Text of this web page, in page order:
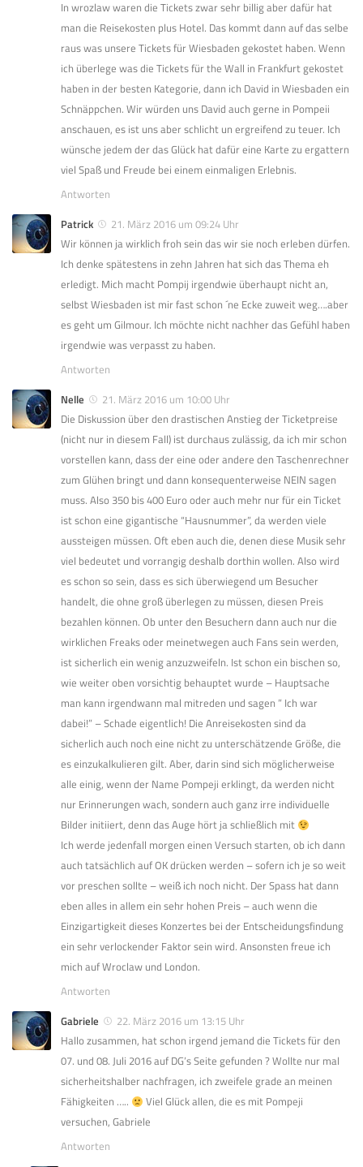
In wrozlaw waren die Tickets zwar sehr billig aber dafür hat
man die Reisekosten plus Hotel. Das kommt dann auf das selbe
raus was unsere Tickets für Wiesbaden gekostet haben. Wenn
ich überlege was die Tickets für the Wall in Frankfurt gekostet
haben in der besten Kategorie, dann ich David in Wiesbaden ein
Schnäppchen. Wir würden uns David auch gerne in Pompeii
anschauen, es ist uns aber schlicht un ergreifend zu teuer. Ich
wünsche jedem der das Glück hat dafür eine Karte zu ergattern
viel Spaß und Freude bei einem einmaligen Erlebnis.
Antworten
Patrick
21. März 2016 um 09:24 Uhr
Wir können ja wirklich froh sein das wir sie noch erleben dürfen.
Ich denke spätestens in zehn Jahren hat sich das Thema eh
erledigt. Mich macht Pompij irgendwie überhaupt nicht an,
selbst Wiesbaden ist mir fast schon ´ne Ecke zuweit weg….aber
es geht um Gilmour. Ich möchte nicht nachher das Gefühl haben
irgendwie was verpasst zu haben.
Antworten
Nelle
21. März 2016 um 10:00 Uhr
Die Diskussion über den drastischen Anstieg der Ticketpreise
(nicht nur in diesem Fall) ist durchaus zulässig, da ich mir schon
vorstellen kann, dass der eine oder andere den Taschenrechner
zum Glühen bringt und dann konsequenterweise NEIN sagen
muss. Also 350 bis 400 Euro oder auch mehr nur für ein Ticket
ist schon eine gigantische “Hausnummer”, da werden viele
aussteigen müssen. Oft eben auch die, denen diese Musik sehr
viel bedeutet und vorrangig deshalb dorthin wollen. Also wird
es schon so sein, dass es sich überwiegend um Besucher
handelt, die ohne groß überlegen zu müssen, diesen Preis
bezahlen können. Ob unter den Besuchern dann auch nur die
wirklichen Freaks oder meinetwegen auch Fans sein werden,
ist sicherlich ein wenig anzuzweifeln. Ist schon ein bischen so,
wie weiter oben vorsichtig behauptet wurde – Hauptsache
man kann irgendwann mal mitreden und sagen ” Ich war
dabei!” – Schade eigentlich! Die Anreisekosten sind da
sicherlich auch noch eine nicht zu unterschätzende Größe, die
es einzukalkulieren gilt. Aber, darin sind sich möglicherweise
alle einig, wenn der Name Pompeji erklingt, da werden nicht
nur Erinnerungen wach, sondern auch ganz irre individuelle
Bilder initiiert, denn das Auge hört ja schließlich mit
Ich werde jedenfall morgen einen Versuch starten, ob ich dann
auch tatsächlich auf OK drücken werden – sofern ich je so weit
vor preschen sollte – weiß ich noch nicht. Der Spass hat dann
eben alles in allem ein sehr hohen Preis – auch wenn die
Einzigartigkeit dieses Konzertes bei der Entscheidungsfindung
ein sehr verlockender Faktor sein wird. Ansonsten freue ich
mich auf Wroclaw und London.
Antworten
Gabriele
22. März 2016 um 13:15 Uhr
Hallo zusammen, hat schon irgend jemand die Tickets für den
07. und 08. Juli 2016 auf DG’s Seite gefunden ? Wollte nur mal
sicherheitshalber nachfragen, ich zweifele grade an meinen
Fähigkeiten …..
Viel Glück allen, die es mit Pompeji
versuchen, Gabriele
Antworten